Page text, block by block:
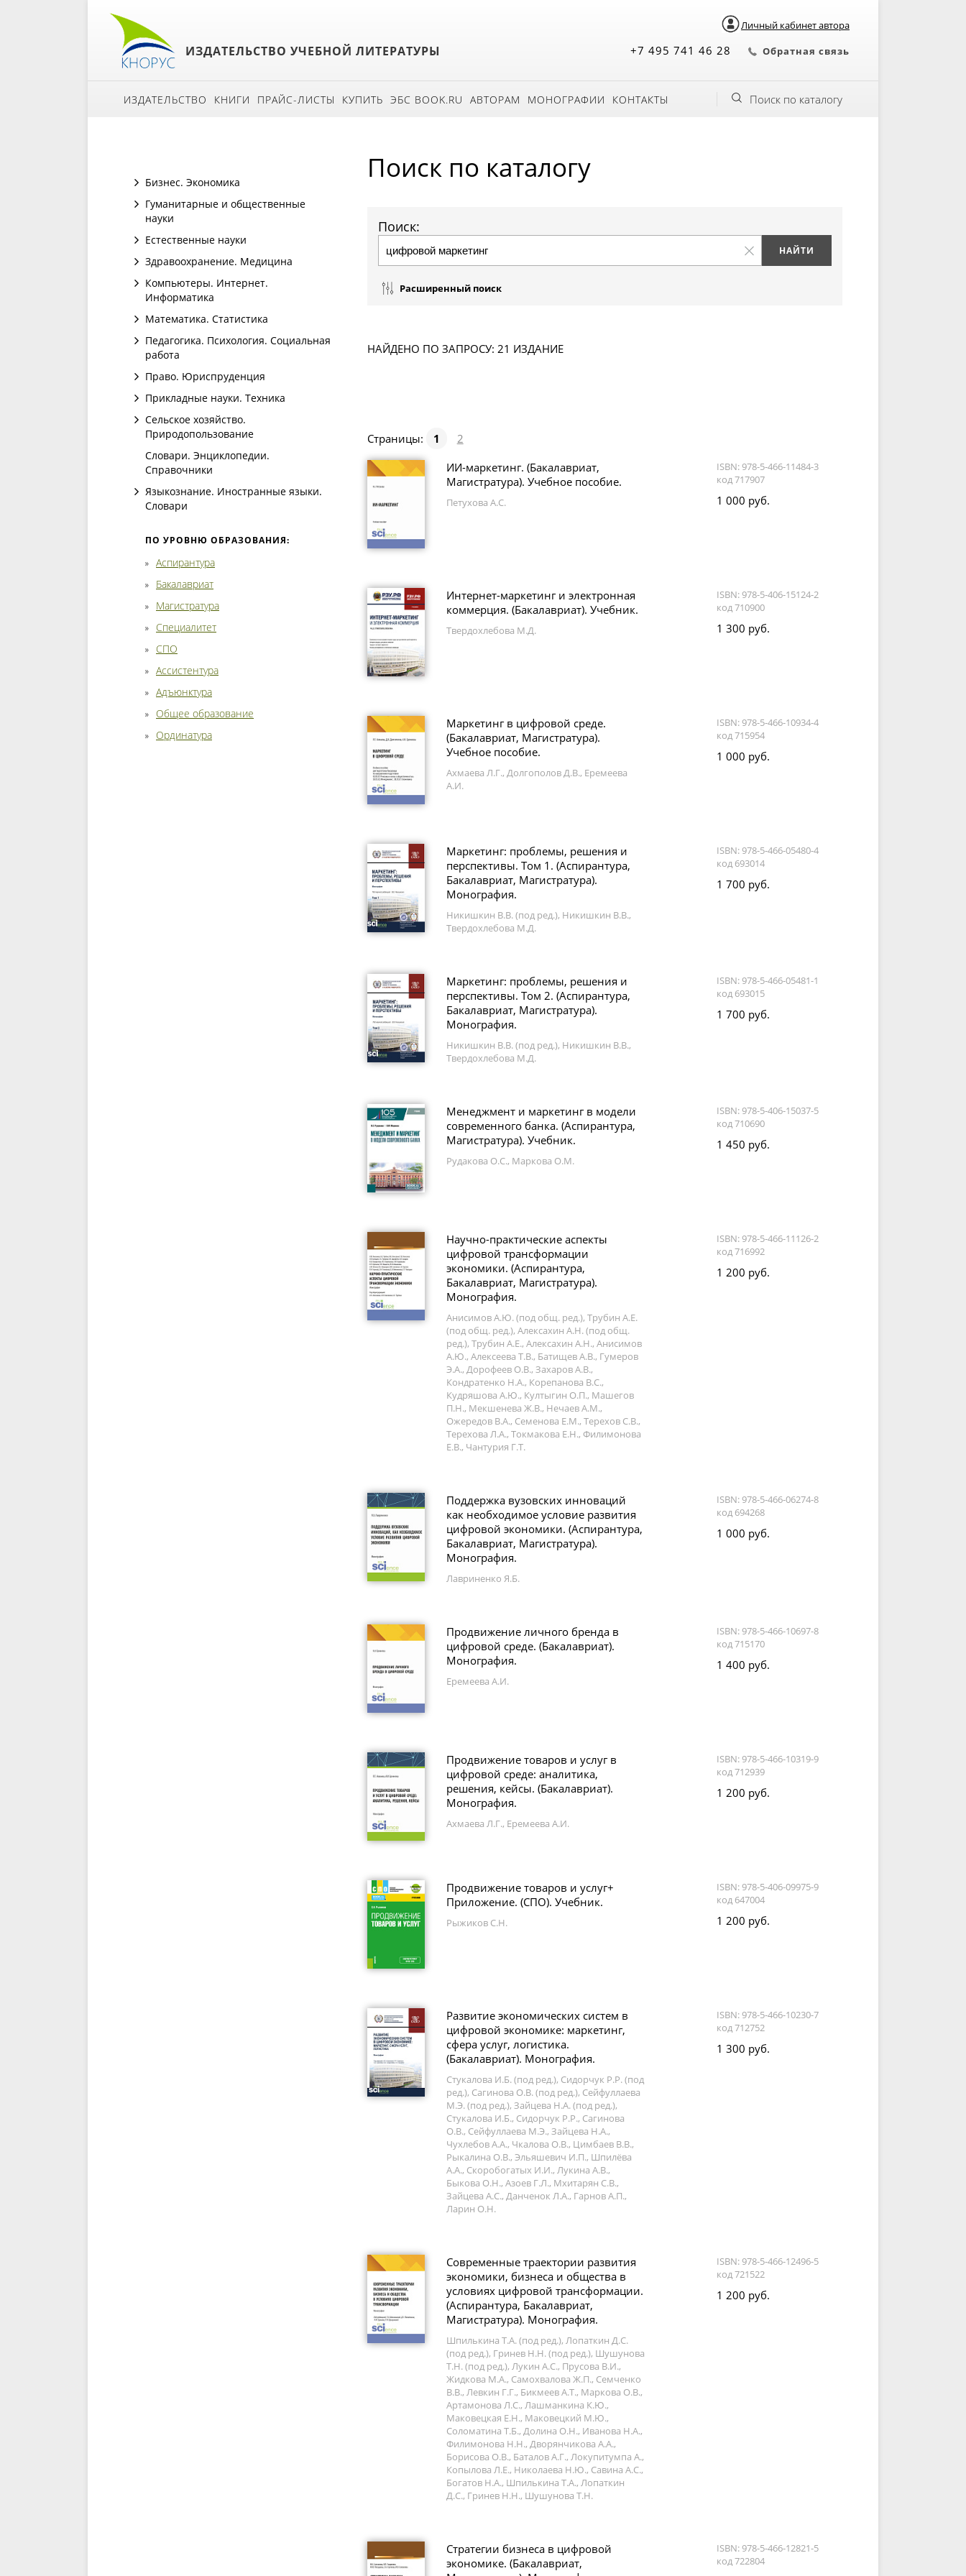
Личный кабинет автора
ИЗДАТЕЛЬСТВО УЧЕБНОЙ ЛИТЕРАТУРЫ +7 495 741 46 28 Обратная связь
ИЗДАТЕЛЬСТВО КНИГИ ПРАЙС-ЛИСТЫ КУПИТЬ ЭБС BOOK.RU АВТОРАМ МОНОГРАФИИ КОНТАКТЫ Поиск по каталогу
Бизнес. Экономика
Гуманитарные и общественные
науки
Естественные науки
Здравоохранение. Медицина
Компьютеры. Интернет.
Информатика
Математика. Статистика
Педагогика. Психология. Социальная
работа
Право. Юриспруденция
Прикладные науки. Техника
Сельское хозяйство.
Природопользование
Словари. Энциклопедии.
Справочники
Языкознание. Иностранные языки.
Словари
ПО УРОВНЮ ОБРАЗОВАНИЯ:
Аспирантура
Бакалавриат
Магистратура
Специалитет
СПО
Ассистентура
Адъюнктура
Общее образование
Ординатура
Поиск по каталогу
Поиск:
Расширенный поиск
НАЙДЕНО ПО ЗАПРОСУ: 21 ИЗДАНИЕ
Страницы: 1
2
ИИ-маркетинг. (Бакалавриат,
Магистратура). Учебное пособие.
Петухова А.С.
ISBN: 978-5-466-11484-3
код 717907
1 000 руб.
Интернет-маркетинг и электронная
коммерция. (Бакалавриат). Учебник.
Твердохлебова М.Д.
ISBN: 978-5-406-15124-2
код 710900
1 300 руб.
Маркетинг в цифровой среде.
(Бакалавриат, Магистратура).
Учебное пособие.
Ахмаева Л.Г., Долгополов Д.В., Еремеева
А.И.
ISBN: 978-5-466-10934-4
код 715954
1 000 руб.
Маркетинг: проблемы, решения и
перспективы. Том 1. (Аспирантура,
Бакалавриат, Магистратура).
Монография.
Никишкин В.В. (под ред.), Никишкин В.В.,
Твердохлебова М.Д.
ISBN: 978-5-466-05480-4
код 693014
1 700 руб.
Маркетинг: проблемы, решения и
перспективы. Том 2. (Аспирантура,
Бакалавриат, Магистратура).
Монография.
Никишкин В.В. (под ред.), Никишкин В.В.,
Твердохлебова М.Д.
ISBN: 978-5-466-05481-1
код 693015
1 700 руб.
Менеджмент и маркетинг в модели
современного банка. (Аспирантура,
Магистратура). Учебник.
Рудакова О.С., Маркова О.М.
ISBN: 978-5-406-15037-5
код 710690
1 450 руб.
Научно-практические аспекты
цифровой трансформации
экономики. (Аспирантура,
Бакалавриат, Магистратура).
Монография.
Анисимов А.Ю. (под общ. ред.), Трубин А.Е.
(под общ. ред.), Алексахин А.Н. (под общ.
ред.), Трубин А.Е., Алексахин А.Н., Анисимов
А.Ю., Алексеева Т.В., Батищев А.В., Гумеров
Э.А., Дорофеев О.В., Захаров А.В.,
Кондратенко Н.А., Корепанова В.С.,
Кудряшова А.Ю., Култыгин О.П., Машегов
П.Н., Мекшенева Ж.В., Нечаев А.М.,
Ожередов В.А., Семенова Е.М., Терехов С.В.,
Терехова Л.А., Токмакова Е.Н., Филимонова
Е.В., Чантурия Г.Т.
ISBN: 978-5-466-11126-2
код 716992
1 200 руб.
Поддержка вузовских инноваций
как необходимое условие развития
цифровой экономики. (Аспирантура,
Бакалавриат, Магистратура).
Монография.
Лавриненко Я.Б.
ISBN: 978-5-466-06274-8
код 694268
1 000 руб.
Продвижение личного бренда в
цифровой среде. (Бакалавриат).
Монография.
Еремеева А.И.
ISBN: 978-5-466-10697-8
код 715170
1 400 руб.
Продвижение товаров и услуг в
цифровой среде: аналитика,
решения, кейсы. (Бакалавриат).
Монография.
Ахмаева Л.Г., Еремеева А.И.
ISBN: 978-5-466-10319-9
код 712939
1 200 руб.
Продвижение товаров и услуг+
Приложение. (СПО). Учебник.
Рыжиков С.Н.
ISBN: 978-5-406-09975-9
код 647004
1 200 руб.
Развитие экономических систем в
цифровой экономике: маркетинг,
сфера услуг, логистика.
(Бакалавриат). Монография.
Стукалова И.Б. (под ред.), Сидорчук Р.Р. (под
ред.), Сагинова О.В. (под ред.), Сейфуллаева
М.Э. (под ред.), Зайцева Н.А. (под ред.),
Стукалова И.Б., Сидорчук Р.Р., Сагинова
О.В., Сейфуллаева М.Э., Зайцева Н.А.,
Чухлебов А.А., Чкалова О.В., Цимбаев В.В.,
Рыкалина О.В., Эльяшевич И.П., Шпилёва
А.А., Скоробогатых И.И., Лукина А.В.,
Быкова О.Н., Азоев Г.Л., Мхитарян С.В.,
Зайцева А.С., Данченок Л.А., Гарнов А.П.,
Ларин О.Н.
ISBN: 978-5-466-10230-7
код 712752
1 300 руб.
Современные траектории развития
экономики, бизнеса и общества в
условиях цифровой трансформации.
(Аспирантура, Бакалавриат,
Магистратура). Монография.
Шпилькина Т.А. (под ред.), Лопаткин Д.С.
(под ред.), Гринев Н.Н. (под ред.), Шушунова
Т.Н. (под ред.), Лукин А.С., Прусова В.И.,
Жидкова М.А., Самохвалова Ж.П., Семченко
В.В., Левкин Г.Г., Бикмеев А.Т., Маркова О.В.,
Артамонова Л.С., Лашманкина К.Ю.,
Маковецкая Е.Н., Маковецкий М.Ю.,
Соломатина Т.Б., Долина О.Н., Иванова Н.А.,
Филимонова Н.Н., Дворянчикова А.А.,
Борисова О.В., Баталов А.Г., Локупитумпа А.,
Копылова Л.Е., Николаева Н.Ю., Савина А.С.,
Богатов Н.А., Шпилькина Т.А., Лопаткин
Д.С., Гринев Н.Н., Шушунова Т.Н.
ISBN: 978-5-466-12496-5
код 721522
1 200 руб.
Стратегии бизнеса в цифровой
экономике. (Бакалавриат,
ISBN: 978-5-466-12821-5
код 722804